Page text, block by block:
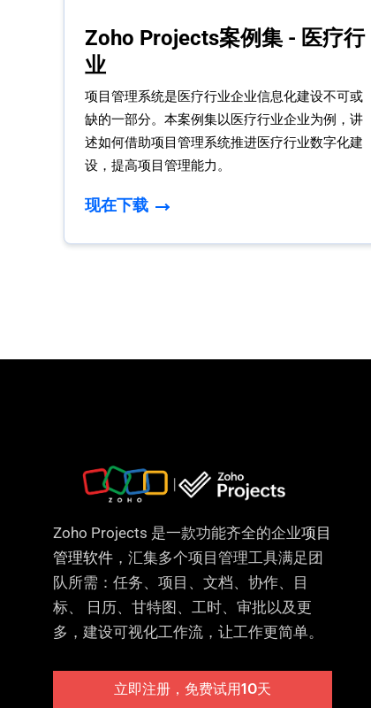
Zoho Projects案例集 - 医疗行
业
项目管理系统是医疗行业企业信息化建设不可或
缺的一部分。本案例集以医疗行业企业为例，讲
述如何借助项目管理系统推进医疗行业数字化建
设，提高项目管理能力。
现在下载
Zoho Projects 是一款功能齐全的企业项目
管理软件 ，汇集多个项目管理工具满足团
队所需：任务、项目、文档、协作、目
标、 日历、甘特图、工时、审批以及更
多，建设可视化工作流，让工作更简单。
立即注册，免费试用10天